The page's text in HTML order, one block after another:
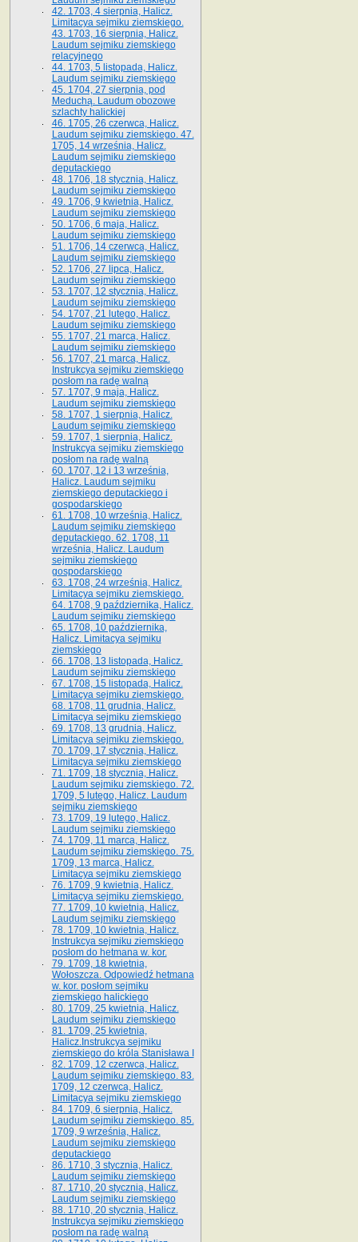
42. 1703, 4 sierpnia, Halicz.
Limitacya sejmiku ziemskiego.
43. 1703, 16 sierpnia, Halicz.
Laudum sejmiku ziemskiego
relacyjnego
44. 1703, 5 listopada, Halicz.
Laudum sejmiku ziemskiego
45. 1704, 27 sierpnia, pod
Meduchą. Laudum obozowe
szlachty halickiej
46. 1705, 26 czerwca, Halicz.
Laudum sejmiku ziemskiego. 47.
1705, 14 września, Halicz.
Laudum sejmiku ziemskiego
deputackiego
48. 1706, 18 stycznia, Halicz.
Laudum sejmiku ziemskiego
49. 1706, 9 kwietnia, Halicz.
Laudum sejmiku ziemskiego
50. 1706, 6 maja, Halicz.
Laudum sejmiku ziemskiego
51. 1706, 14 czerwca, Halicz.
Laudum sejmiku ziemskiego
52. 1706, 27 lipca, Halicz.
Laudum sejmiku ziemskiego
53. 1707, 12 stycznia, Halicz.
Laudum sejmiku ziemskiego
54. 1707, 21 lutego, Halicz.
Laudum sejmiku ziemskiego
55. 1707, 21 marca, Halicz.
Laudum sejmiku ziemskiego
56. 1707, 21 marca, Halicz.
Instrukcya sejmiku ziemskiego
posłom na radę walną
57. 1707, 9 maja, Halicz.
Laudum sejmiku ziemskiego
58. 1707, 1 sierpnia, Halicz.
Laudum sejmiku ziemskiego
59. 1707, 1 sierpnia, Halicz.
Instrukcya sejmiku ziemskiego
posłom na radę walną
60. 1707, 12 i 13 września,
Halicz. Laudum sejmiku
ziemskiego deputackiego i
gospodarskiego
61. 1708, 10 września, Halicz.
Laudum sejmiku ziemskiego
deputackiego. 62. 1708, 11
września, Halicz. Laudum
sejmiku ziemskiego
gospodarskiego
63. 1708, 24 września, Halicz.
Limitacya sejmiku ziemskiego.
64. 1708, 9 października, Halicz.
Laudum sejmiku ziemskiego
65­. 1708, 10 października,
Halicz. Limitacya sejmiku
ziemskiego
66. 1708, 13 listopada, Halicz.
Laudum sejmiku ziemskiego
67. 1708, 15 listopada, Halicz.
Limitacya sejmiku ziemskiego.
68. 1708, 11 grudnia, Halicz.
Limitacya sejmiku ziemskiego
69. 1708, 13 grudnia, Halicz.
Limitacya sejmiku ziemskiego.
70. 1709, 17 stycznia, Halicz.
Limitacya sejmiku ziemskiego
71. 1709, 18 stycznia, Halicz.
Laudum sejmiku ziemskiego. 72.
1709, 5 lutego, Halicz. Laudum
sejmiku ziemskiego
73. 1709, 19 lutego, Halicz.
Laudum sejmiku ziemskiego
74. 1709, 11 marca, Halicz.
Laudum sejmiku ziemskiego. 75.
1709, 13 marca, Halicz.
Limitacya sejmiku ziemskiego
76. 1709, 9 kwietnia, Halicz.
Limitacya sejmiku ziemskiego.
77. 1709, 10 kwietnia, Halicz.
Laudum sejmiku ziemskiego
78. 1709, 10 kwietnia, Halicz.
Instrukcya sejmiku ziemskiego
posłom do hetmana w. kor.
79. 1709, 18 kwietnia,
Wołoszcza. Odpowiedź hetmana
w. kor. posłom sejmiku
ziemskiego halickiego
80. 1709, 25 kwietnia, Halicz.
Laudum sejmiku ziemskiego
81. 1709, 25 kwietnia,
Halicz.Instrukcya sejmiku
ziemskiego do króla Stanisława I
82. 1709, 12 czerwca, Halicz.
Laudum sejmiku ziemskiego. 83.
1709, 12 czerwca, Halicz.
Limitacya sejmiku ziemskiego
84. 1709, 6 sierpnia, Halicz.
Laudum sejmiku ziemskiego. 85.
1709, 9 września, Halicz.
Laudum sejmiku ziemskiego
deputackiego
86. 1710, 3 stycznia, Halicz.
Laudum sejmiku ziemskiego
87. 1710, 20 stycznia, Halicz.
Laudum sejmiku ziemskiego
88. 1710, 20 stycznia, Halicz.
Instrukcya sejmiku ziemskiego
posłom na radę walną